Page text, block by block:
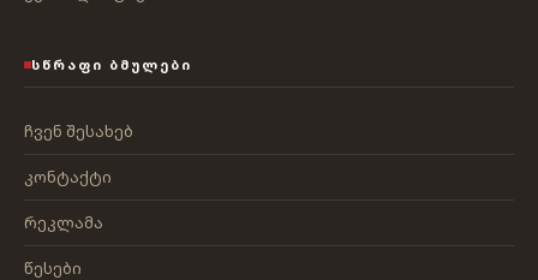
ᲡᲬᲠᲐᲤᲘ ᲑᲛᲣᲚᲔᲑᲘ
ჩვენ შესახებ
კონტაქტი
რეკლამა
წესები